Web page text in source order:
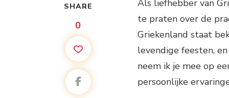
SHARE
0
Als liefhebber van
te praten over de
Griekenland staat
levendige feesten,
neem ik je mee op
persoonlijke